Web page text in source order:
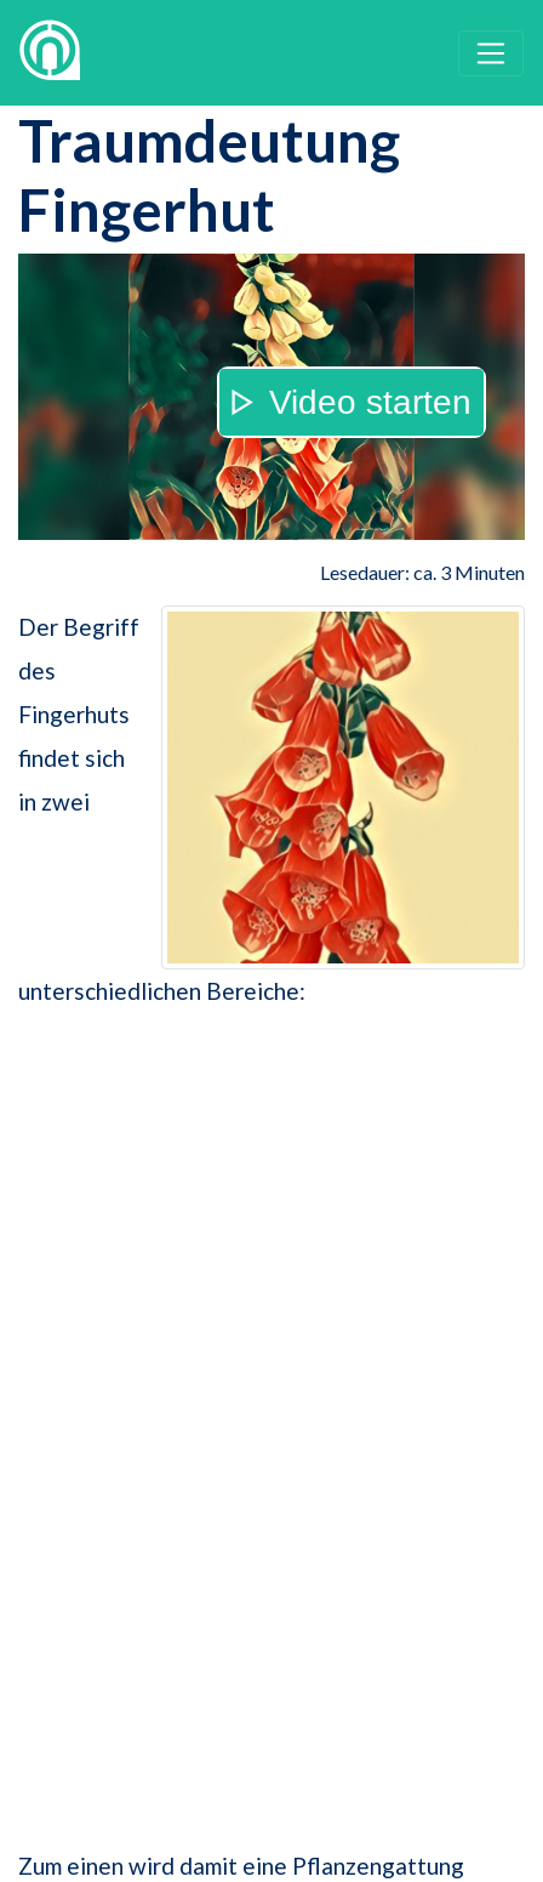
Traumdeutung
Fingerhut
Video starten
Lesedauer: ca. 3 Minuten
Der Begriff
des
Fingerhuts
findet sich
in zwei
unterschiedlichen Bereiche:
Zum einen wird damit eine Pflanzengattung